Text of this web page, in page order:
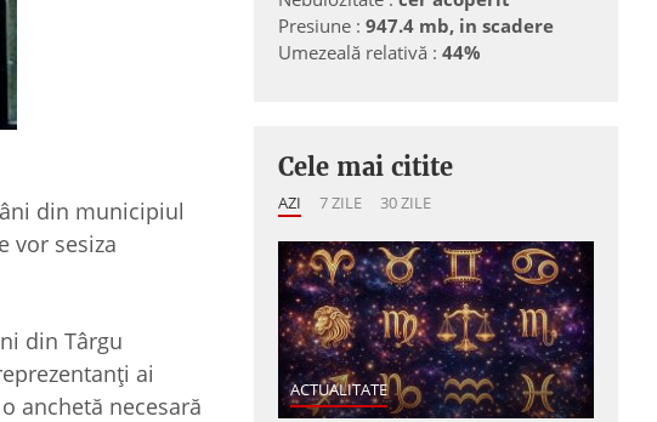
din municipiul
vor sesiza
din Târgu
ai
anchetă necesară
Presiune : 947.4 mb, in scadere
Umezeală relativă : 44%
Cele mai citite
AZI 7 ZILE 30 ZILE
ACTUALITATE